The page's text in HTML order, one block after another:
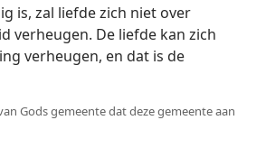
is, zal liefde zich niet over
verheugen. De liefde kan zich
verheugen, en dat is de
Gods gemeente dat deze gemeente aan